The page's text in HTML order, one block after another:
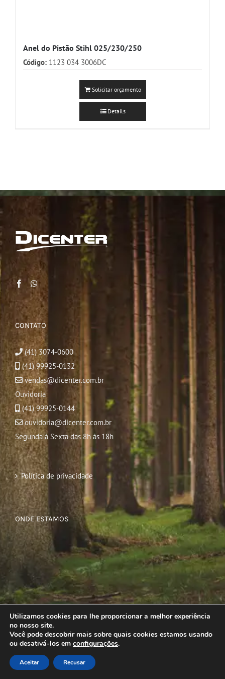
Anel do Pistão Stihl 025/230/250
Código: 1123 034 3006DC
Solicitar orçamento
Details
CONTATO
(41) 3074-0600
(41) 99925-0132
vendas@dicenter.com.br
Ouvidoria
(41) 99925-0144
ouvidoria@dicenter.com.br
Segunda à Sexta das 8h às 18h
Política de privacidade
ONDE ESTAMOS
Utilizamos cookies para lhe proporcionar a melhor experiência
no nosso site.
Você pode descobrir mais sobre quais cookies estamos usando
ou desativá-los em configurações.
Aceitar Recusar